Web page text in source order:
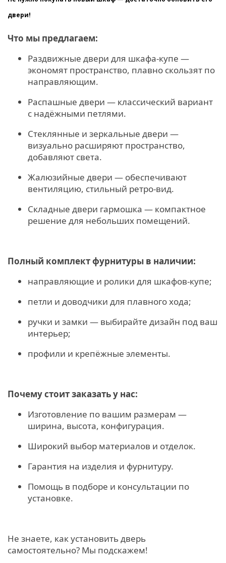
двери!
Что мы предлагаем:
Раздвижные двери для шкафа‑купе —
экономят пространство, плавно скользят по
направляющим.
Распашные двери — классический вариант
с надёжными петлями.
Стеклянные и зеркальные двери —
визуально расширяют пространство,
добавляют света.
Жалюзийные двери — обеспечивают
вентиляцию, стильный ретро‑вид.
Складные двери гармошка — компактное
решение для небольших помещений.
Полный комплект фурнитуры в наличии:
направляющие и ролики для шкафов‑купе;
петли и доводчики для плавного хода;
ручки и замки — выбирайте дизайн под ваш
интерьер;
профили и крепёжные элементы.
Почему стоит заказать у нас:
Изготовление по вашим размерам —
ширина, высота, конфигурация.
Широкий выбор материалов и отделок.
Гарантия на изделия и фурнитуру.
Помощь в подборе и консультации по
установке.
Не знаете, как установить дверь
самостоятельно? Мы подскажем!